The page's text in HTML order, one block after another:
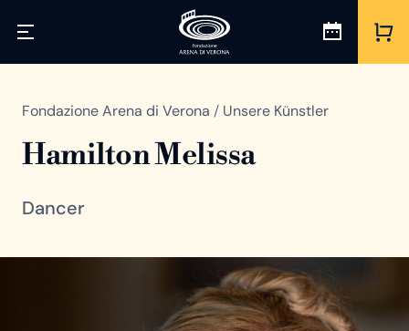
Fondazione Arena di Verona / Unsere Künstler
Hamilton Melissa
Dancer